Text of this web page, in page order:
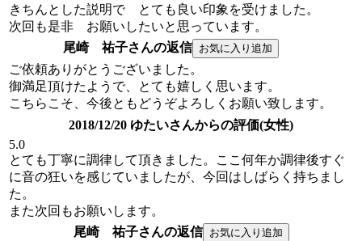
きちんとした説明で とても良い印象を受けました。
次回も是非 お願いしたいと思っています。
尾崎 祐子さんの返信
ご依頼ありがとうございました。
御満足頂けたようで、とても嬉しく思います。
こちらこそ、今後ともどうぞよろしくお願い致します。
2018/12/20 ゆたいさんからの評価(女性)
5.0
とても丁寧に調律して頂きました。ここ何年か調律後すぐ
に音の狂いを感じていましたが、今回はしばらく持ちまし
た。
また次回もお願いします。
尾崎 祐子さんの返信